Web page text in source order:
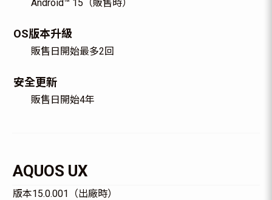
Android™ 15（販售時）
OS版本升級
販售日開始最多2回
安全更新
販售日開始4年
AQUOS UX
版本15.0.001（出廠時）